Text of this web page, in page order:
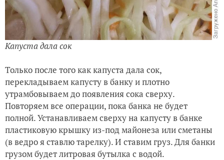
Капуста дала сок
Только после того как капуста дала сок,
перекладываем капусту в банку и плотно
утрамбовываем до появления сока сверху.
Повторяем все операции, пока банка не будет
полной. Устанавливаем сверху на капусту в банке
пластиковую крышку из-под майонеза или сметаны
(в ведро я ставлю тарелку). И ставим груз. Для банки
грузом будет литровая бутылка с водой.